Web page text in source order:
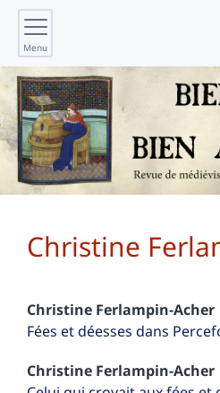
Menu
Christine
Christine Ferlampin-Acher
Fées et déesses dans
Christine Ferlampin-Acher